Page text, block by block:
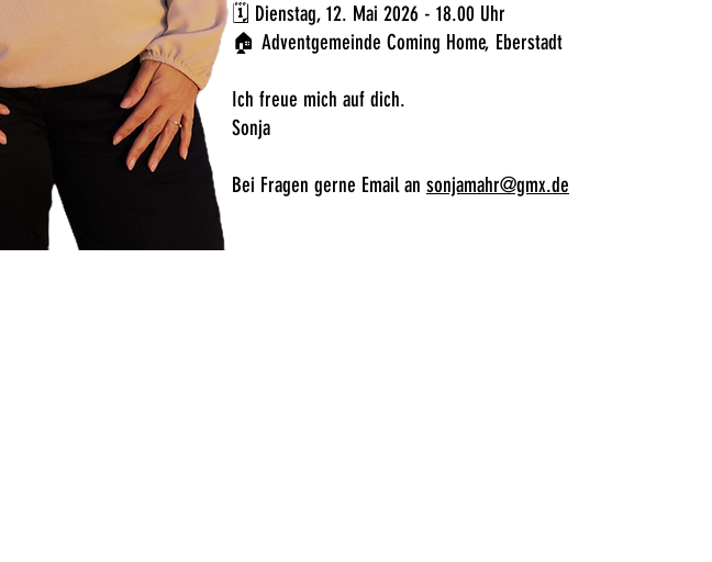
🗓️ Dienstag, 12. Mai 2026 - 18.00 Uhr
🏠 Adventgemeinde Coming Home, Eberstadt
Ich freue mich auf dich.
Sonja
Bei Fragen gerne Email an sonjamahr@gmx.de